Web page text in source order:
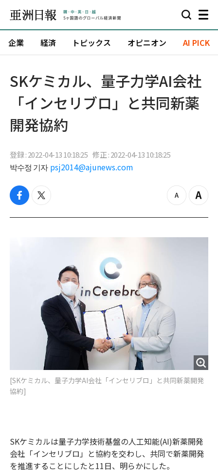
企業 経済 トピックス オピニオン AI PICK
SKケミカル、量子力学AI会社
「インセリブロ」と共同新薬
開発協約
登録 : 2022-04-13 10:18:25 修正 : 2022-04-13 10:18:25
박수정 기자 psj2014@ajunews.com
f
c
t
i
z
o
o
Z
o
i
[SKケミカル、量子力学AI会社「インセリブロ」と共同新薬開発
協約]
SKケミカルは量子力学技術基盤の人工知能(AI)新薬開発
会社「インセリブロ」と協約を交わし、共同で新薬開発
を推進することにしたと11日、明らかにした。